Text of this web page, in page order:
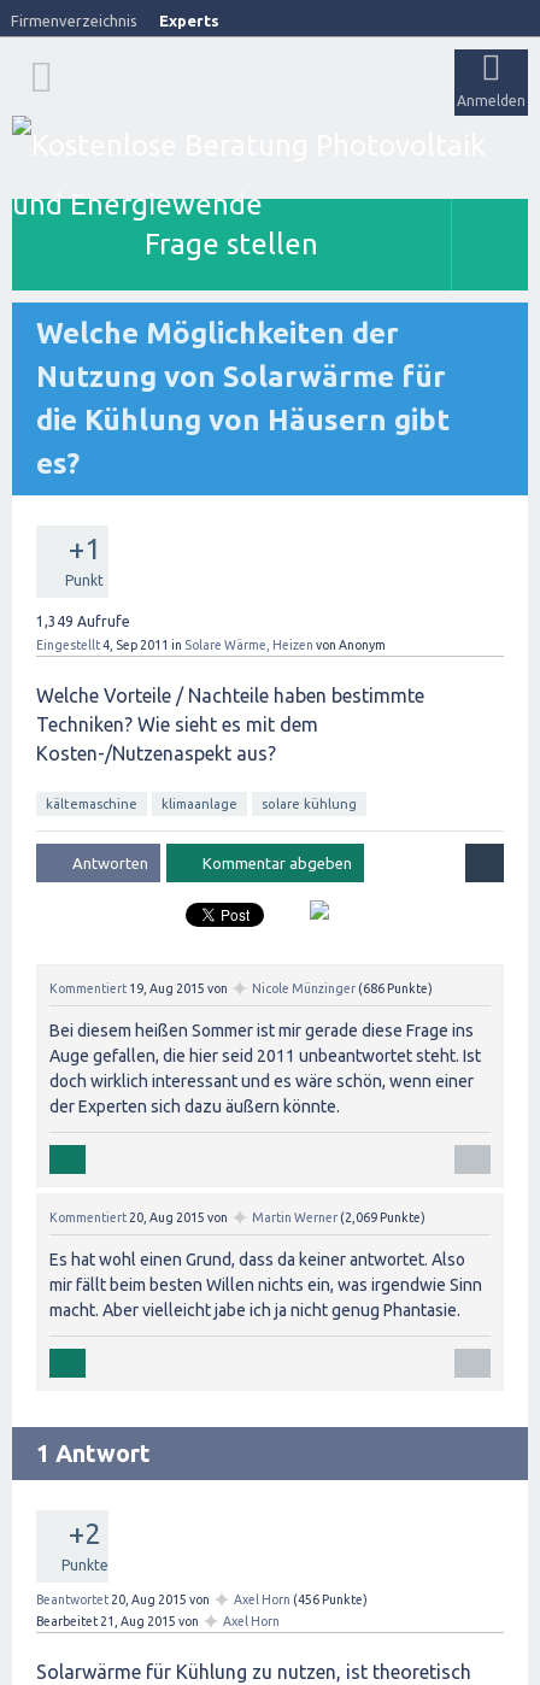
Firmenverzeichnis Experts
Anmelden
Frage stellen
Welche Möglichkeiten der
Nutzung von Solarwärme für
die Kühlung von Häusern gibt
es?
+1
Punkt
1,349 Aufrufe
Eingestellt4, Sep 2011 in Solare Wärme, Heizen von Anonym
Welche Vorteile / Nachteile haben bestimmte
Techniken? Wie sieht es mit dem
Kosten-/Nutzenaspekt aus?
kältemaschine klimaanlage solare kühlung
Kommentiert 19, Aug 2015 von ✦ Nicole Münzinger (686 Punkte)
Bei diesem heißen Sommer ist mir gerade diese Frage ins
Auge gefallen, die hier seid 2011 unbeantwortet steht. Ist
doch wirklich interessant und es wäre schön, wenn einer
der Experten sich dazu äußern könnte.
Kommentiert 20, Aug 2015 von ✦ Martin Werner (2,069 Punkte)
Es hat wohl einen Grund, dass da keiner antwortet. Also
mir fällt beim besten Willen nichts ein, was irgendwie Sinn
macht. Aber vielleicht jabe ich ja nicht genug Phantasie.
1 Antwort
+2
Punkte
Beantwortet 20, Aug 2015 von ✦ Axel Horn (456 Punkte)
Bearbeitet 21, Aug 2015 von ✦ Axel Horn
Solarwärme für Kühlung zu nutzen, ist theoretisch